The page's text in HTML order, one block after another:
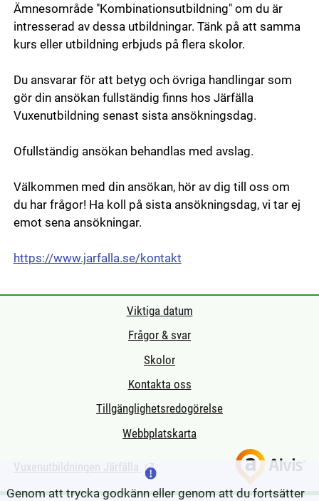
Ämnesområde "Kombinationsutbildning" om du är
intresserad av dessa utbildningar. Tänk på att samma
kurs eller utbildning erbjuds på flera skolor.
Du ansvarar för att betyg och övriga handlingar som
gör din ansökan fullständig finns hos Järfälla
Vuxenutbildning senast sista ansökningsdag.
Ofullständig ansökan behandlas med avslag.
Välkommen med din ansökan, hör av dig till oss om
du har frågor! Ha koll på sista ansökningsdag, vi tar ej
emot sena ansökningar.
https://www.jarfalla.se/kontakt
Viktiga datum
Frågor & svar
Skolor
Kontakta oss
Tillgänglighetsredogörelse
Webbplatskarta
Vuxenutbildningen Järfälla (Länk till extern sida.)
Genom att trycka godkänn eller genom att du fortsätter